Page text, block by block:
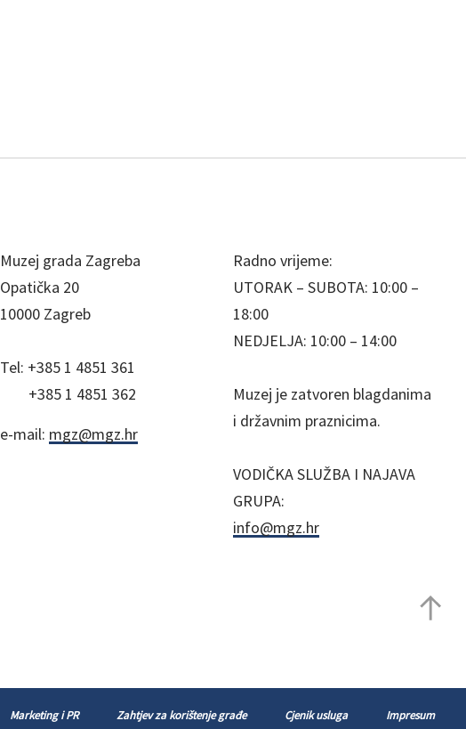
Muzej grada Zagreba
Opatička 20
10000 Zagreb
Tel: +385 1 4851 361
+385 1 4851 362
e-mail: mgz@mgz.hr
Radno vrijeme:
UTORAK – SUBOTA: 10:00 –
18:00
NEDJELJA: 10:00 – 14:00
Muzej je zatvoren blagdanima
i državnim praznicima.
VODIČKA SLUŽBA I NAJAVA
GRUPA:
info@mgz.hr
Marketing i PR Zahtjev za korištenje građe Cjenik usluga Impresum